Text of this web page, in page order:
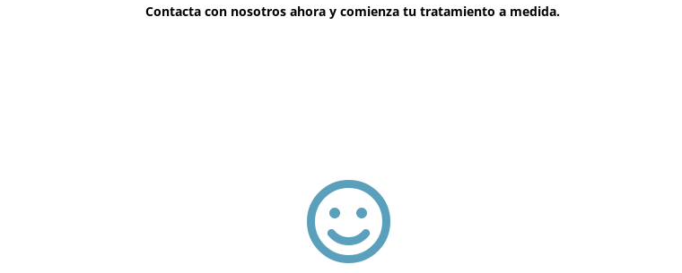
Contacta con nosotros ahora y comienza tu tratamiento a medida.
